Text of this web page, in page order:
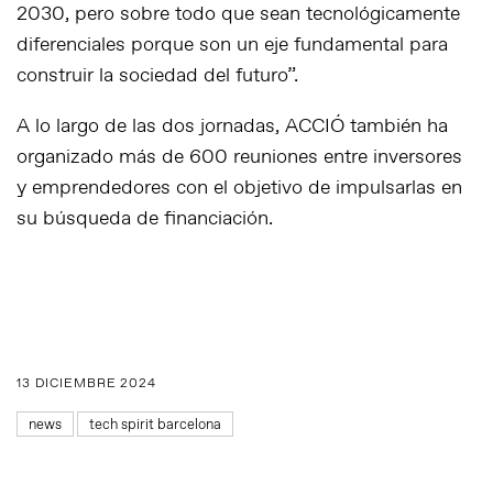
2030, pero sobre todo que sean tecnológicamente
diferenciales porque son un eje fundamental para
construir la sociedad del futuro”.
A lo largo de las dos jornadas, ACCIÓ también ha
organizado más de 600 reuniones entre inversores
y emprendedores con el objetivo de impulsarlas en
su búsqueda de financiación.
13 DICIEMBRE 2024
news tech spirit barcelona